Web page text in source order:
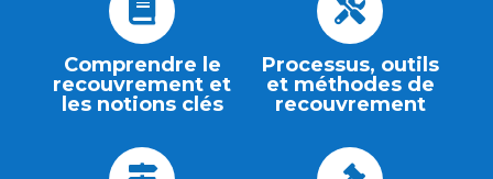
Comprendre le
recouvrement et
les notions clés
Processus, outils
et méthodes de
recouvrement